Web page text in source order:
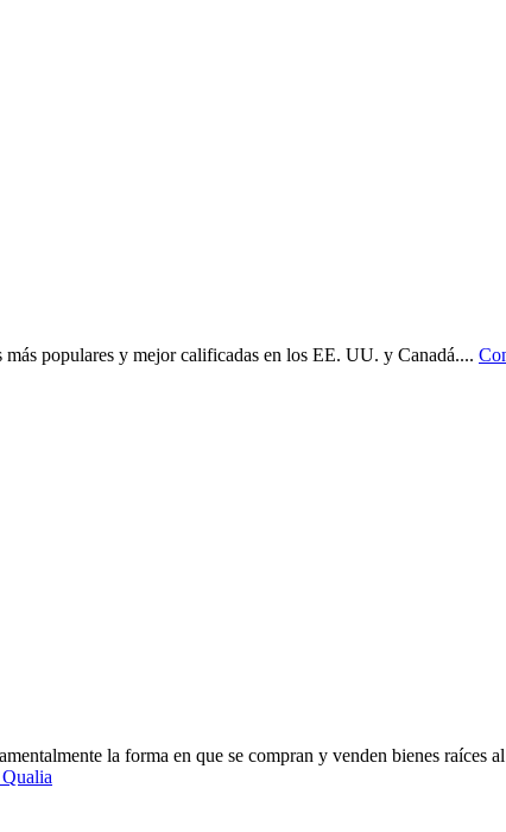
populares y mejor calificadas en los EE. UU. y Canadá....
la forma en que se compran y venden bienes
Qualia